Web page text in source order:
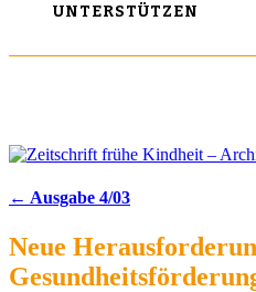
UNTERSTÜTZEN
← Ausgabe 4/03
Neue